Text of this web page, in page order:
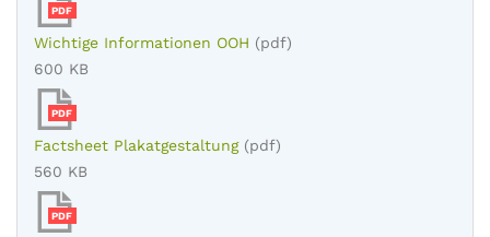
PDF
Wichtige Informationen OOH (pdf)
600 KB
PDF
Factsheet Plakatgestaltung (pdf)
560 KB
PDF